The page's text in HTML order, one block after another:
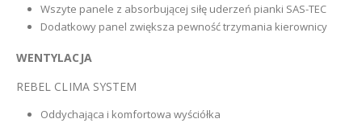
Wszyte panele z absorbującej siłę uderzeń pianki SAS-TEC
Dodatkowy panel zwiększa pewność trzymania kierownicy
WENTYLACJA
REBEL CLIMA SYSTEM
Oddychająca i komfortowa wyściółka